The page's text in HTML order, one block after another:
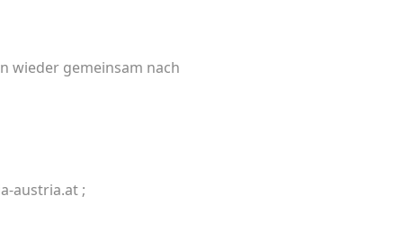
wieder gemeinsam nach
austria.at ;